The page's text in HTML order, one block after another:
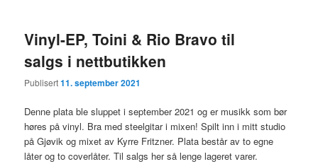
Vinyl-EP, Toini & Rio Bravo til
salgs i nettbutikken
Publisert11. september 2021
Denne plata ble sluppet i september 2021 og er musikk som bør
høres på vinyl. Bra med steelgitar i mixen! Spilt inn i mitt studio
på Gjøvik og mixet av Kyrre Fritzner. Plata består av to egne
låter og to coverlåter. Til salgs her så lenge lageret varer.